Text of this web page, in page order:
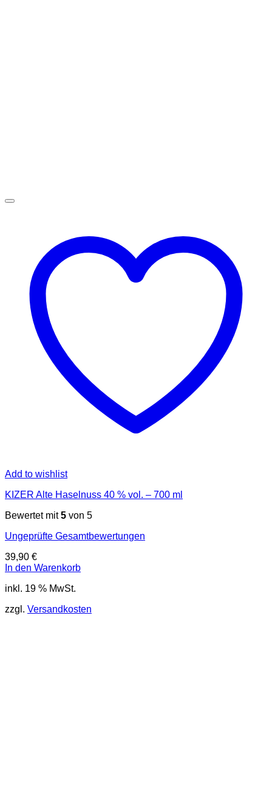
Add to wishlist
KIZER Alte Haselnuss 40 % vol. – 700 ml
Bewertet mit5 von 5
Ungeprüfte Gesamtbewertungen
39,90 €
In den Warenkorb
inkl. 19 % MwSt.
zzgl. Versandkosten